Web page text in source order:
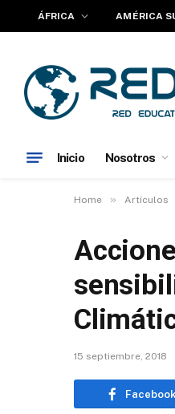
ÁFRICA AMÉRICA
Inicio Nosotros
Home » Artículos
15 septiembre, 2018
Facebook